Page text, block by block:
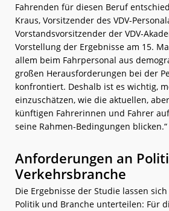
Fahrenden für diesen Beruf
Kraus, Vorsitzender des VDV-
Vorstandsvorsitzender der VDV-
Vorstellung der Ergebnisse am 15.
allem beim Fahrpersonal aus
großen Herausforderungen bei der
konfrontiert. Deshalb ist es wichtig,
einzuschätzen, wie die aktuellen,
künftigen Fahrerinnen und Fahrer
seine Rahmen-Bedingungen blicken.“
Anforderungen an
Verkehrsbranche
Die Ergebnisse der Studie lassen
Politik und Branche unterteilen: Für